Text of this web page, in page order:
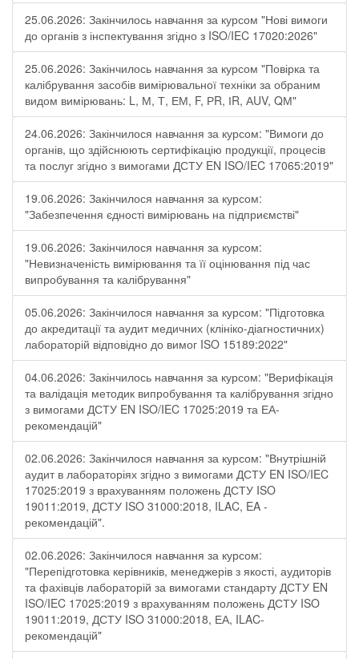
25.06.2026: Закінчилось навчання за курсом "Нові вимоги
до органів з інспектування згідно з ISO/IEC 17020:2026"
25.06.2026: Закінчилось навчання за курсом "Повірка та
калібрування засобів вимірювальної техніки за обраним
видом вимірювань: L, М, Т, ЕМ, F, РR, ІR, АUV, QМ"
24.06.2026: Закінчилося навчання за курсом: "Вимоги до
органів, що здійснюють сертифікацію продукції, процесів
та послуг згідно з вимогами ДСТУ EN ISO/IEC 17065:2019"
19.06.2026: Закінчилося навчання за курсом:
"Забезпечення єдності вимірювань на підприємстві"
19.06.2026: Закінчилося навчання за курсом:
"Невизначеність вимірювання та її оцінювання під час
випробування та калібрування"
05.06.2026: Закінчилося навчання за курсом: "Підготовка
до акредитації та аудит медичних (клініко-діагностичних)
лабораторій відповідно до вимог ISO 15189:2022"
04.06.2026: Закінчилось навчання за курсом: "Верифікація
та валідація методик випробування та калібрування згідно
з вимогами ДСТУ EN ISO/IEC 17025:2019 та ЕА-
рекомендацій"
02.06.2026: Закінчилося навчання за курсом: "Внутрішній
аудит в лабораторіях згідно з вимогами ДСТУ EN ISO/IEC
17025:2019 з врахуванням положень ДСТУ ISO
19011:2019, ДСТУ ISO 31000:2018, ILAC, EA -
рекомендацій".
02.06.2026: Закінчилося навчання за курсом:
"Перепідготовка керівників, менеджерів з якості, аудиторів
та фахівців лабораторій за вимогами стандарту ДСТУ EN
ISO/IEC 17025:2019 з врахуванням положень ДСТУ ISO
19011:2019, ДСТУ ISO 31000:2018, ЕА, ILAC-
рекомендацій"